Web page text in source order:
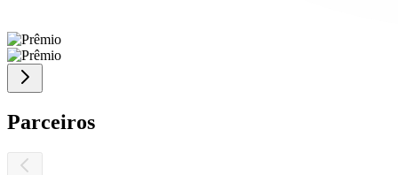
Parceiros